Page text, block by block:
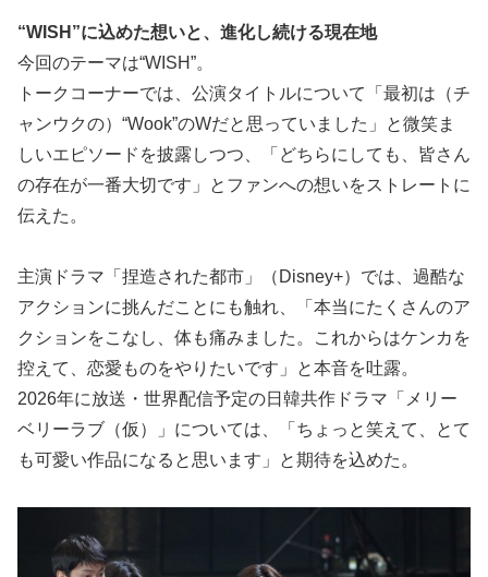
“WISH”に込めた想いと、進化し続ける現在地
今回のテーマは“WISH”。
トークコーナーでは、公演タイトルについて「最初は（チ
ャンウクの）“Wook”のWだと思っていました」と微笑ま
しいエピソードを披露しつつ、「どちらにしても、皆さん
の存在が一番大切です」とファンへの想いをストレートに
伝えた。
主演ドラマ「捏造された都市」（Disney+）では、過酷な
アクションに挑んだことにも触れ、「本当にたくさんのア
クションをこなし、体も痛みました。これからはケンカを
控えて、恋愛ものをやりたいです」と本音を吐露。
2026年に放送・世界配信予定の日韓共作ドラマ「メリー
ベリーラブ（仮）」については、「ちょっと笑えて、とて
も可愛い作品になると思います」と期待を込めた。